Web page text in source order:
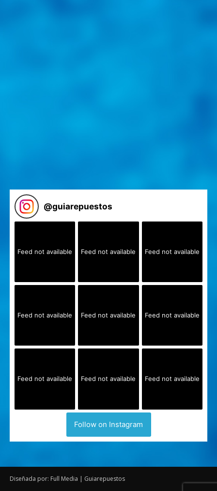
@guiarepuestos
Feed not available Feed not available Feed not available
Feed not available Feed not available Feed not available
Feed not available Feed not available Feed not available
Follow on Instagram
Diseñada por: Full Media | Guiarepuestos